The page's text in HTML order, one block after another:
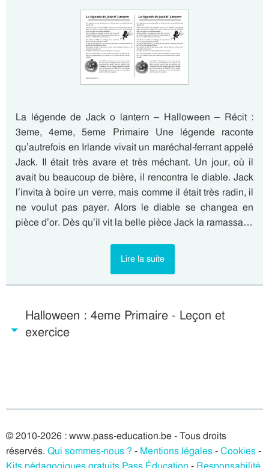
La légende de Jack o lantern – Halloween – Récit :
3eme, 4eme, 5eme Primaire Une légende raconte
qu’autrefois en Irlande vivait un maréchal-ferrant appelé
Jack. Il était très avare et très méchant. Un jour, où il
avait bu beaucoup de bière, il rencontra le diable. Jack
l’invita à boire un verre, mais comme il était très radin, il
ne voulut pas payer. Alors le diable se changea en
pièce d’or. Dès qu’il vit la belle pièce Jack la ramassa…
Lire la suite
Halloween : 4eme Primaire - Leçon et
exercice
© 2010-2026 : www.pass-education.be - Tous droits
réservés. Qui sommes-nous ? - Mentions légales-Cookies-